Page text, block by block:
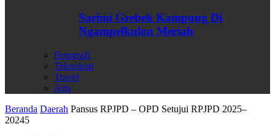
Sarimi Grebek Kampung Di
Ngampelkulon Meriah
Fotografi
Teknologi
Travel
Arts
Beranda Daerah Pansus RPJPD – OPD Setujui RPJPD 2025–
20245